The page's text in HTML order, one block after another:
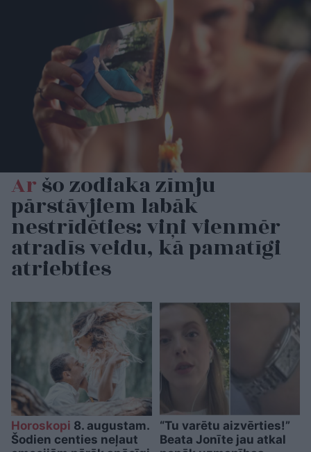
Aršo zodiaka zīmju
pārstāvjiem labāk
nestrīdēties: viņi vienmēr
atradīs veidu, kā pamatīgi
atriebties
Horoskopi 8. augustam.
Šodien centies neļaut
“Tu varētu aizvērties!”
Beata Jonīte jau atkal